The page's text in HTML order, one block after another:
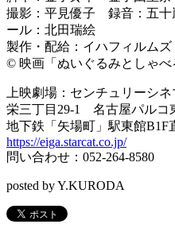
撮影：平見優子 録音：五
ール：北田瑞絵
製作・配給：イハフィルム
© 映画「ぬいぐるみとしゃべ
上映劇場：センチュリーシ
栄三丁目29-1 名古屋パルコ
地下鉄「矢場町」駅東館B1F
https://eiga.starcat.co.jp/
問い合わせ：052-264-8580
posted by Y.KURODA